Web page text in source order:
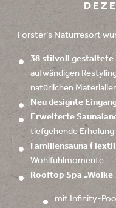
Forster’s Naturresort
38 stilvoll gestaltete
aufwändigen
natürlichen
Neu designte
Erweiterte
tiefgehende Erholung
Familiensauna
Wohlfühlmomente
Rooftop Spa
mit Infinity-